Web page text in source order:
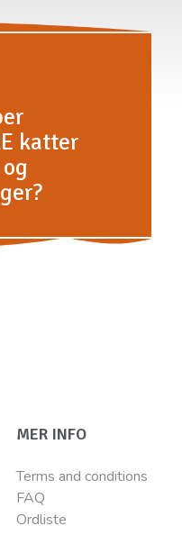
katter
MER INFO
Terms and conditions
FAQ
Ordliste